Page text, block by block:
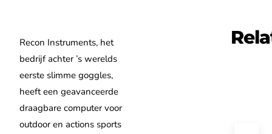
Recon Instruments, het
bedrijf achter ’s werelds
eerste slimme goggles,
heeft een geavanceerde
draagbare computer voor
outdoor en actions sports